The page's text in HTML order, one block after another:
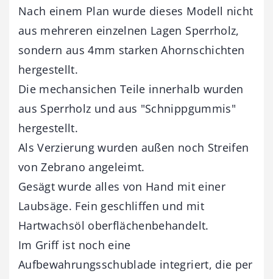
Nach einem Plan wurde dieses Modell nicht
aus mehreren einzelnen Lagen Sperrholz,
sondern aus 4mm starken Ahornschichten
hergestellt.
Die mechansichen Teile innerhalb wurden
aus Sperrholz und aus "Schnippgummis"
hergestellt.
Als Verzierung wurden außen noch Streifen
von Zebrano angeleimt.
Gesägt wurde alles von Hand mit einer
Laubsäge. Fein geschliffen und mit
Hartwachsöl oberflächenbehandelt.
Im Griff ist noch eine
Aufbewahrungsschublade integriert, die per